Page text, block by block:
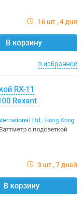
16 шт 4 дня
В корзину
в избранное
RX-11
Rexant
Ltd., Hong Kong
Ваттметр с подсветкой
3 шт 7 дней
В корзину